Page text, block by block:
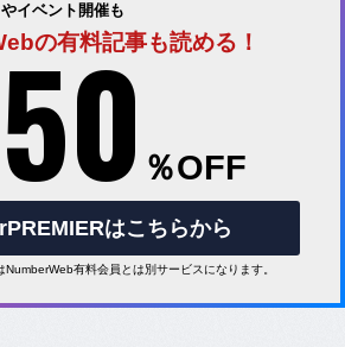
イベント開催も
の有料記事も読める！
50 ％OFF
はこちらから
有料会員とは別サービスになります。